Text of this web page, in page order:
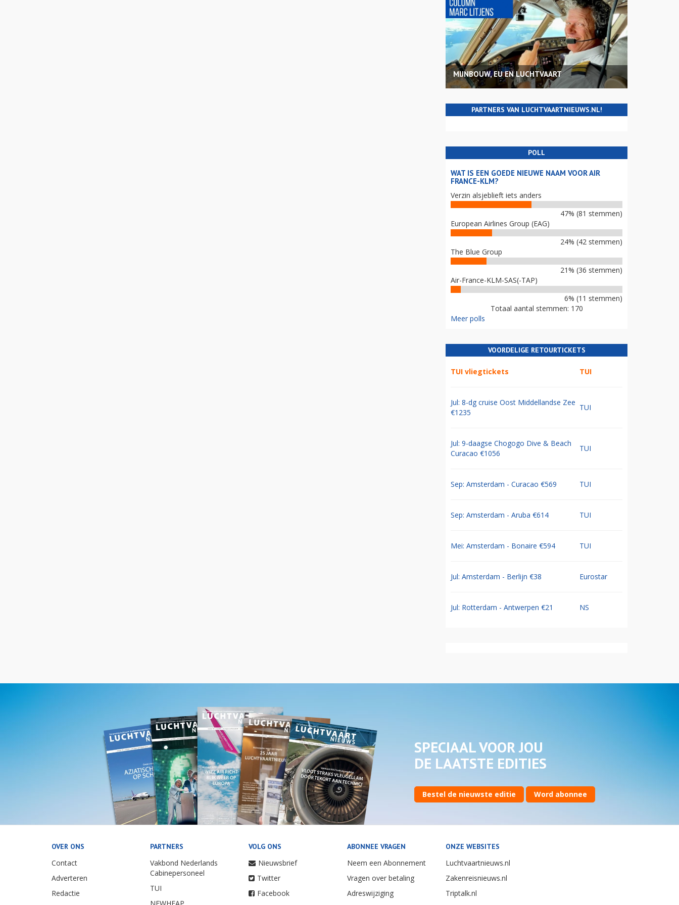
MIJNBOUW, EU EN LUCHTVAART
PARTNERS VAN LUCHTVAARTNIEUWS.NL!
POLL
WAT IS EEN GOEDE NIEUWE NAAM VOOR AIR
FRANCE-KLM?
Verzin alsjeblieft iets anders
47% (81 stemmen)
European Airlines Group (EAG)
24% (42 stemmen)
The Blue Group
21% (36 stemmen)
Air-France-KLM-SAS(-TAP)
6% (11 stemmen)
Totaal aantal stemmen: 170
Meer polls
VOORDELIGE RETOURTICKETS
TUI vliegtickets TUI
Jul: 8-dg cruise Oost Middellandse Zee
€1235
TUI
Jul: 9-daagse Chogogo Dive & Beach
Curacao €1056
TUI
Sep: Amsterdam - Curacao €569 TUI
Sep: Amsterdam - Aruba €614 TUI
Mei: Amsterdam - Bonaire €594 TUI
Jul: Amsterdam - Berlijn €38 Eurostar
Jul: Rotterdam - Antwerpen €21 NS
SPECIAAL VOOR JOU
DE LAATSTE EDITIES
Bestel de nieuwste editie Word abonnee
OVER ONS
Contact
Adverteren
Redactie
PARTNERS
Vakbond Nederlands
Cabinepersoneel
TUI
NEWHEAP
VOLG ONS
Nieuwsbrief
Twitter
Facebook
ABONNEE VRAGEN
Neem een Abonnement
Vragen over betaling
Adreswijziging
ONZE WEBSITES
Luchtvaartnieuws.nl
Zakenreisnieuws.nl
Triptalk.nl